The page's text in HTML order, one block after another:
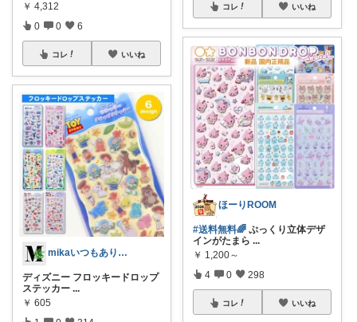
￥ 4,312
0 0 6
コレ いいね
mikaいつもありがとうございます🩷
ディズニー フロッキードロップ
ステッカー ...
￥ 605
コレ いいね
ほーりROOM
#送料無料🌈 ぷっくり立体デザ
インがたまら ...
￥ 1,200～
4 0 298
コレ いいね